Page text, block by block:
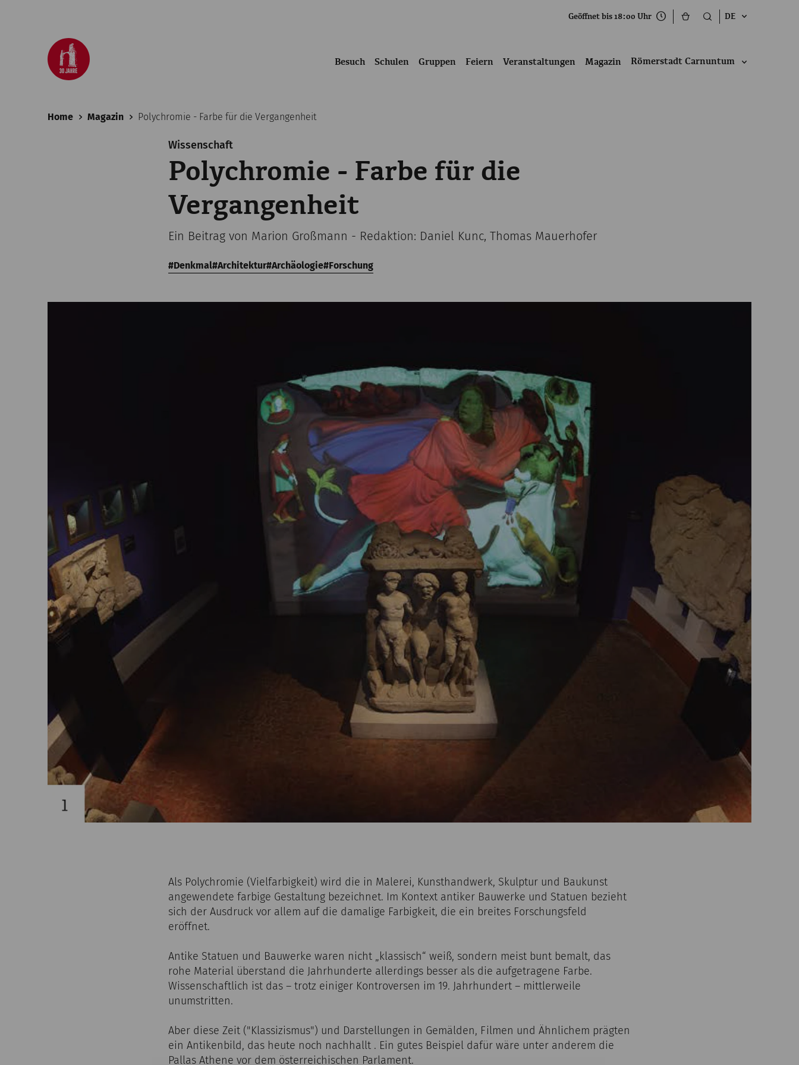
Geöffnet bis 18:00 Uhr DE
Besuch Schulen Gruppen Feiern Veranstaltungen Magazin Römerstadt Carnuntum
Home Magazin Polychromie - Farbe für die Vergangenheit
Wissenschaft
Polychromie - Farbe für die
Vergangenheit
Ein Beitrag von Marion Großmann - Redaktion: Daniel Kunc, Thomas Mauerhofer
Denkmal Architektur Archäologie Forschung
Als Polychromie (Vielfarbigkeit) wird die in Malerei, Kunsthandwerk, Skulptur und Baukunst
angewendete farbige Gestaltung bezeichnet. Im Kontext antiker Bauwerke und Statuen bezieht
sich der Ausdruck vor allem auf die damalige Farbigkeit, die ein breites Forschungsfeld
eröffnet.
Antike Statuen und Bauwerke waren nicht „klassisch“ weiß, sondern meist bunt bemalt, das
rohe Material überstand die Jahrhunderte allerdings besser als die aufgetragene Farbe.
Wissenschaftlich ist das – trotz einiger Kontroversen im 19. Jahrhundert – mittlerweile
unumstritten.
Aber diese Zeit ("Klassizismus") und Darstellungen in Gemälden, Filmen und Ähnlichem prägten
ein Antikenbild, das heute noch nachhallt . Ein gutes Beispiel dafür wäre unter anderem die
Pallas Athene vor dem österreichischen Parlament.